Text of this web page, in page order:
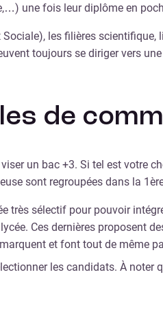
une fois leur diplôme en
Sociale), les filières
toujours se diriger vers
de
un bac +3. Si tel est votre
sont regroupées dans la
sélectif pour pouvoir
Ces dernières proposent
et font tout de même
les candidats. À